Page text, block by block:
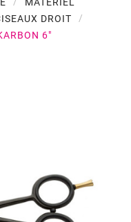
MATERIEL
DROIT
6"